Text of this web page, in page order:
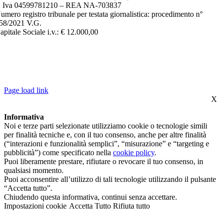
Iva 04599781210 – REA NA-703837
registro tribunale per testata giornalistica: procedimento n°
2021 V.G.
Sociale i.v.: € 12.000,00
Page load link
X
Informativa
Noi e terze parti selezionate utilizziamo cookie o tecnologie simili
per finalità tecniche e, con il tuo consenso, anche per altre finalità
(“interazioni e funzionalità semplici”, “misurazione” e “targeting e
pubblicità”) come specificato nella cookie policy.
Puoi liberamente prestare, rifiutare o revocare il tuo consenso, in
qualsiasi momento.
Puoi acconsentire all’utilizzo di tali tecnologie utilizzando il pulsante
“Accetta tutto”.
Chiudendo questa informativa, continui senza accettare.
Impostazioni cookie Accetta Tutto Rifiuta tutto